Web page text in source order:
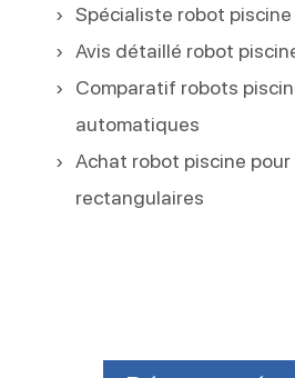
Spécialiste robot piscine
Avis détaillé robot
Comparatif robots
automatiques
Achat robot piscine pour
rectangulaires